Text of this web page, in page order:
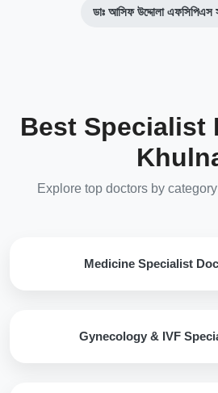
ডাঃ আসিফ উদ্দোলা এফসিপিএস
Best Specialist
Explore top doctors by
Medicine Specialist
Gynecology & IVF